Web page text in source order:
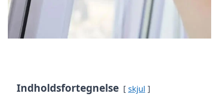
Indholdsfortegnelse skjul